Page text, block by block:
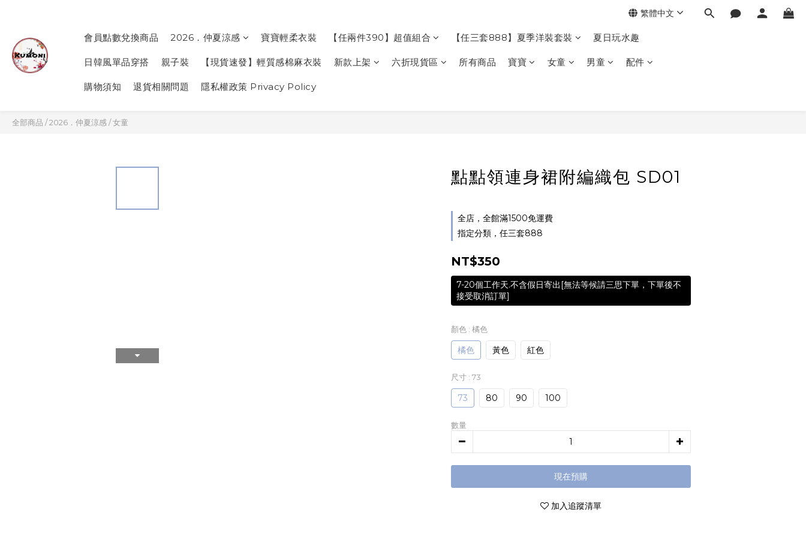
會員點數兌換商品 2026．仲夏涼感 寶寶輕柔衣裝 【任兩件390】超值組合 【任三套888】夏季洋裝套裝 夏日玩水趣
日韓風單品穿搭 親子裝 【現貨速發】輕質感棉麻衣裝 新款上架 六折現貨區 所有商品 寶寶 女童 男童 配件
購物須知 退貨相關問題 隱私權政策 Privacy Policy
繁體中文
全部商品 /2026．仲夏涼感/女童
點點領連身裙附編織包 SD01
全店，全館滿1500免運費
指定分類，任三套888
NT$350
7-20個工作天.不含假日寄出[無法等候請三思下單，下單後不
接受取消訂單]
顏色 : 橘色
橘色 黃色 紅色
尺寸 : 73
73 80 90 100
數量
現在預購
加入追蹤清單